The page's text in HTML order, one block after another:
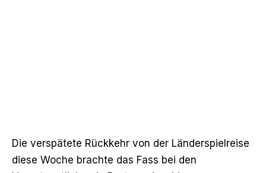
Die verspätete Rückkehr von der Länderspielreise
diese Woche brachte das Fass bei den